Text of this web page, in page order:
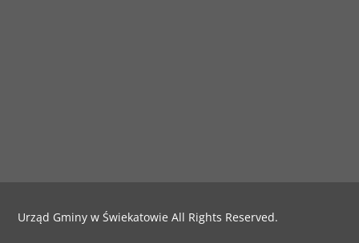
Urząd Gminy w Świekatowie All Rights Reserved.